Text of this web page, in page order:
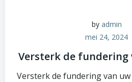
by admin
mei 24, 2024
Versterk de fundering
Versterk de fundering van